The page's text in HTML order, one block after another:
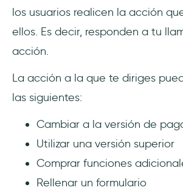
los usuarios realicen la acción
ellos. Es decir, responden a tu
acción.
La acción a la que te diriges
las siguientes:
Cambiar a la versión de
Utilizar una versión superior
Comprar funciones
Rellenar un formulario